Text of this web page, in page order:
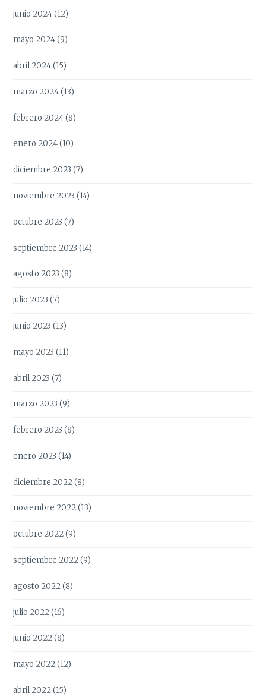
junio 2024(12)
mayo 2024(9)
abril 2024(15)
marzo 2024(13)
febrero 2024(8)
enero 2024(10)
diciembre 2023 (7)
noviembre 2023 (14)
octubre 2023 (7)
septiembre 2023 (14)
agosto 2023 (8)
julio 2023 (7)
junio 2023 (13)
mayo 2023 (11)
abril 2023 (7)
marzo 2023 (9)
febrero 2023 (8)
enero 2023 (14)
diciembre 2022(8)
noviembre 2022(13)
octubre 2022(9)
septiembre 2022(9)
agosto 2022(8)
julio 2022(16)
junio 2022(8)
mayo 2022(12)
abril 2022(15)